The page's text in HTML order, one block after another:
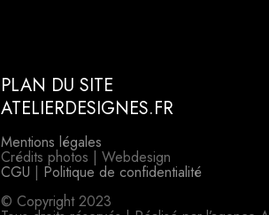
PLAN DU SITE
ATELIERDESIGNES.FR
Mentions légales
Crédits photos | Webdesign
CGU | Politique de confidentialité
© Copyright 2023